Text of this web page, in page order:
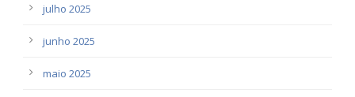
julho 2025
junho 2025
maio 2025